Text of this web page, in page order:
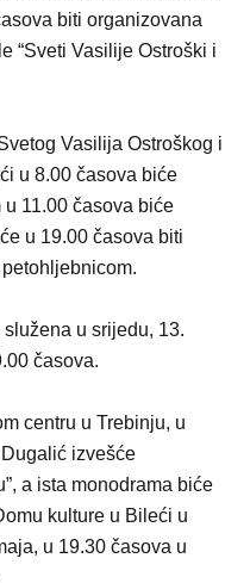
biti organizovana
“Sveti Vasilije Ostroški i
Vasilija Ostroškog i
u 8.00 časova biće
11.00 časova biće
u 19.00 časova biti
u srijedu, 13.
časova.
centru u Trebinju, u
izvešće
a ista monodrama biće
kulture u Bileći u
u 19.30 časova u